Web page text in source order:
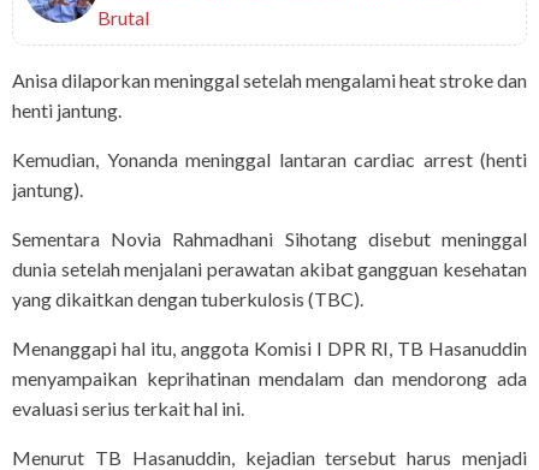
Brutal
Anisa dilaporkan meninggal setelah mengalami heat stroke dan
henti jantung.
Kemudian, Yonanda meninggal lantaran cardiac arrest (henti
jantung).
Sementara Novia Rahmadhani Sihotang disebut meninggal
dunia setelah menjalani perawatan akibat gangguan kesehatan
yang dikaitkan dengan tuberkulosis (TBC).
Menanggapi hal itu, anggota Komisi I DPR RI, TB Hasanuddin
menyampaikan keprihatinan mendalam dan mendorong ada
evaluasi serius terkait hal ini.
Menurut TB Hasanuddin, kejadian tersebut harus menjadi